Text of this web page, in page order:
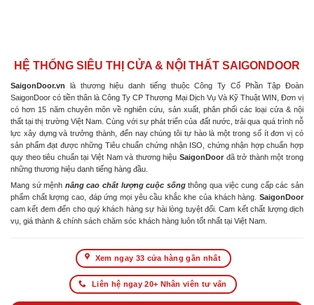
HỆ THỐNG SIÊU THỊ CỬA & NỘI THẤT SAIGONDOOR
SaigonDoor.vn là thương hiệu danh tiếng thuộc Công Ty Cổ Phần Tập Đoàn
SaigonDoor có tiền thân là Công Ty CP Thương Mại Dịch Vụ Và Kỹ Thuật WIN, Đơn vị
có hơn 15 năm chuyên môn về nghiên cứu, sản xuất, phân phối các loại cửa & nội
thất tại thị trường Việt Nam. Cùng với sự phát triển của đất nước, trải qua quá trình nỗ
lực xây dựng và trưởng thành, đến nay chúng tôi tự hào là một trong số ít đơn vị có
sản phẩm đạt được những Tiêu chuẩn chứng nhận ISO, chứng nhận hợp chuẩn hợp
quy theo tiêu chuẩn tại Việt Nam và thương hiệu SaigonDoor đã trở thành một trong
những thương hiệu danh tiếng hàng đầu.
Mang sứ mệnh nâng cao chất lượng cuộc sốngthông qua việc cung cấp các sản
phẩm chất lượng cao, đáp ứng mọi yêu cầu khắc khe của khách hàng. SaigonDoor
cam kết đem đến cho quý khách hàng sự hài lòng tuyệt đối. Cam kết chất lượng dịch
vụ, giá thành & chính sách chăm sóc khách hàng luôn tốt nhất tại Việt Nam.
Xem ngay 33 cửa hàng gần nhất
Liên hệ ngay 20+ Nhân viên tư vấn